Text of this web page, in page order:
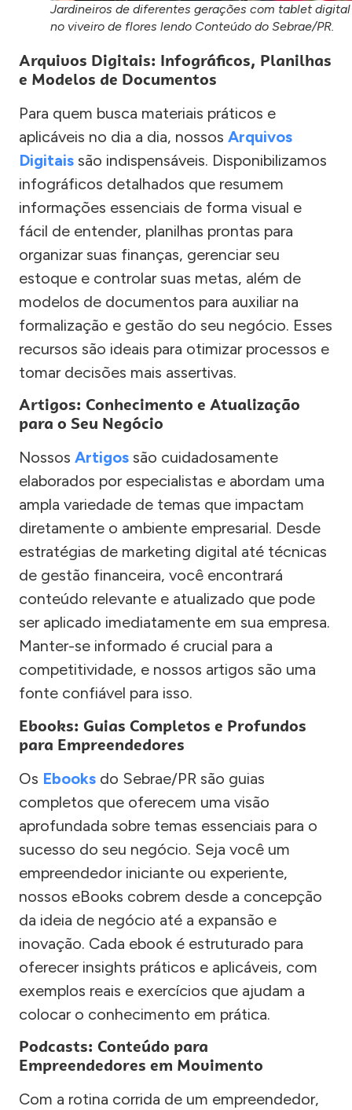
Jardineiros de diferentes gerações com tablet digital
no viveiro de flores lendo Conteúdo do Sebrae/PR.
Arquivos Digitais: Infográficos, Planilhas
e Modelos de Documentos
Para quem busca materiais práticos e
aplicáveis no dia a dia, nossos Arquivos
Digitais são indispensáveis. Disponibilizamos
infográficos detalhados que resumem
informações essenciais de forma visual e
fácil de entender, planilhas prontas para
organizar suas finanças, gerenciar seu
estoque e controlar suas metas, além de
modelos de documentos para auxiliar na
formalização e gestão do seu negócio. Esses
recursos são ideais para otimizar processos e
tomar decisões mais assertivas.
Artigos: Conhecimento e Atualização
para o Seu Negócio
Nossos Artigos são cuidadosamente
elaborados por especialistas e abordam uma
ampla variedade de temas que impactam
diretamente o ambiente empresarial. Desde
estratégias de marketing digital até técnicas
de gestão financeira, você encontrará
conteúdo relevante e atualizado que pode
ser aplicado imediatamente em sua empresa.
Manter-se informado é crucial para a
competitividade, e nossos artigos são uma
fonte confiável para isso.
Ebooks: Guias Completos e Profundos
para Empreendedores
Os Ebooks do Sebrae/PR são guias
completos que oferecem uma visão
aprofundada sobre temas essenciais para o
sucesso do seu negócio. Seja você um
empreendedor iniciante ou experiente,
nossos eBooks cobrem desde a concepção
da ideia de negócio até a expansão e
inovação. Cada ebook é estruturado para
oferecer insights práticos e aplicáveis, com
exemplos reais e exercícios que ajudam a
colocar o conhecimento em prática.
Podcasts: Conteúdo para
Empreendedores em Movimento
Com a rotina corrida de um empreendedor,